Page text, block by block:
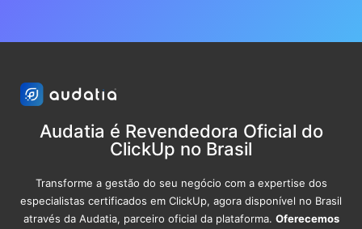
Audatia é Revendedora Oficial do
ClickUp no Brasil
Transforme a gestão do seu negócio com a expertise dos
especialistas certificados em ClickUp, agora disponível no Brasil
através da Audatia, parceiro oficial da plataforma. Oferecemos